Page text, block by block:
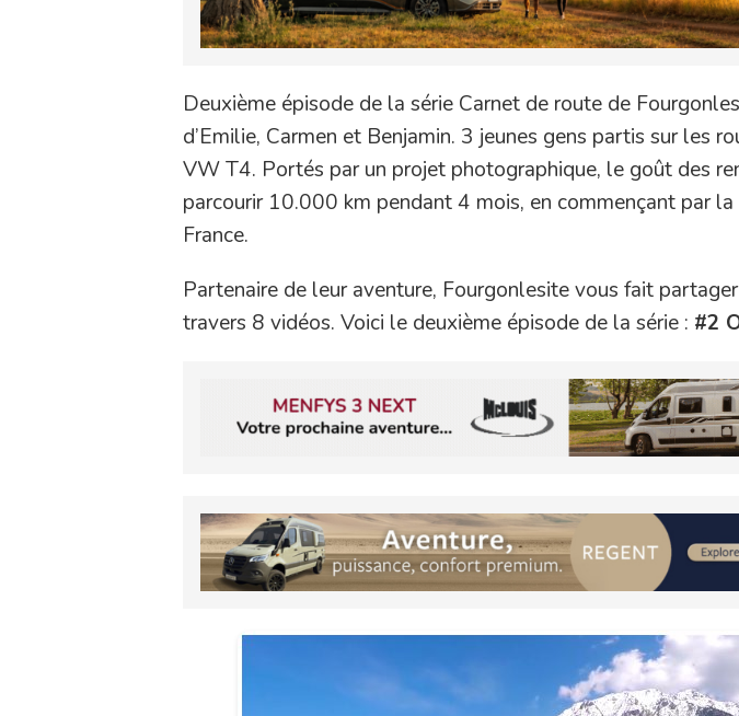
Deuxième épisode de la série Carnet de route de
d’Emilie, Carmen et Benjamin. 3 jeunes gens partis sur les
VW T4. Portés par un projet photographique, le goût des
parcourir 10.000 km pendant 4 mois, en commençant par
France.
Partenaire de leur aventure, Fourgonlesite vous fait
travers 8 vidéos. Voici le deuxième épisode de la série : #2